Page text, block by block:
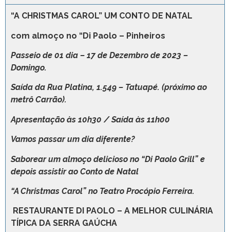
“A CHRISTMAS CAROL” UM CONTO DE NATAL
com almoço no “Di Paolo – Pinheiros
Passeio de 01 dia – 17 de Dezembro de 2023 –
Domingo.
Saída da Rua Platina, 1.549 – Tatuapé. (próximo ao
metrô Carrão).
Apresentação às 10h30 / Saída às 11h00
Vamos passar um dia diferente?
Saborear um almoço delicioso no “Di Paolo Grill” e
depois assistir ao Conto de Natal
“A Christmas Carol” no Teatro Procópio Ferreira.
RESTAURANTE DI PAOLO – A MELHOR CULINÁRIA
TÍPICA DA SERRA GAÚCHA